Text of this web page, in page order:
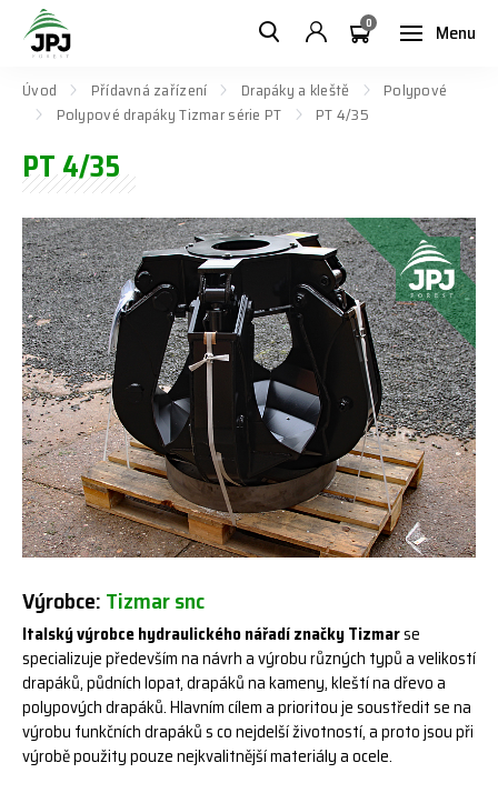
Menu
0
Úvod Přídavná zařízení Drapáky a kleště
Polypové
Polypové drapáky Tizmar série PT
PT 4/35
PT 4/35
Výrobce:Tizmar snc
Italský výrobce hydraulického nářadí značky Tizmarse
specializuje především na návrh a výrobu různých typů a velikostí
drapáků, půdních lopat, drapáků na kameny, kleští na dřevo a
polypových drapáků. Hlavním cílem a prioritou je soustředit se na
výrobu funkčních drapáků s co nejdelší životností, a proto jsou při
výrobě použity pouze nejkvalitnější materiály a ocele.